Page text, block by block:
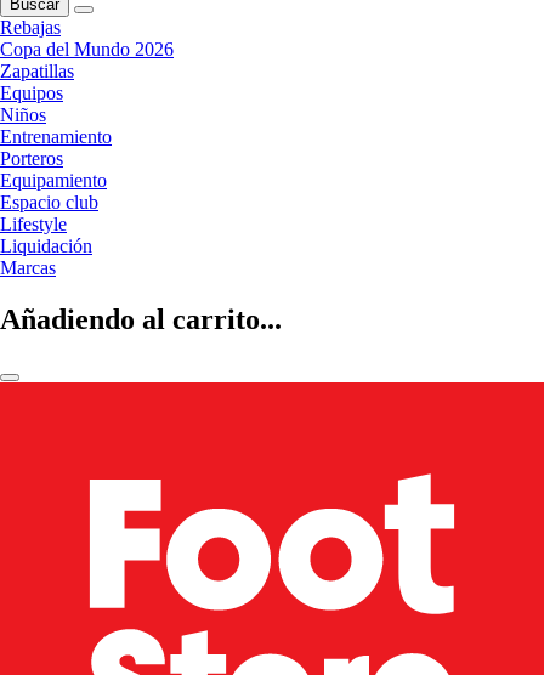
Buscar
Rebajas
Copa del Mundo 2026
Zapatillas
Equipos
Niños
Entrenamiento
Porteros
Equipamiento
Espacio club
Lifestyle
Liquidación
Marcas
Añadiendo al carrito...